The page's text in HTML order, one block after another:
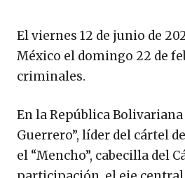
El viernes 12 de junio de
México el domingo 22 de
criminales.
En la República
Guerrero”, líder del cártel
el “Mencho”, cabecilla del